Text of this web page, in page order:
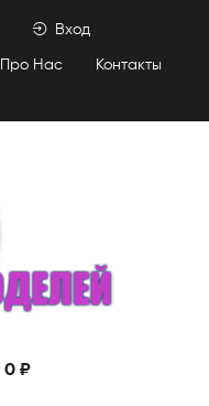
Про Нас
Контакты
Вход
0 ₽